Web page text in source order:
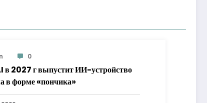
0
в 2027 г выпустит ИИ-устройство
в форме «пончика»